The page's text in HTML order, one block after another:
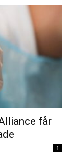
får
1